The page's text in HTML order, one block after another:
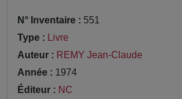
N° Inventaire : 551
Type : Livre
Auteur : REMY Jean-Claude
Année : 1974
Éditeur : NC